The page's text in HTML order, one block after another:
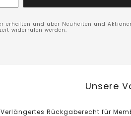
erhalten und über Neuheiten und
widerrufen werden.
Unsere
Verlängertes Rückgaberecht für